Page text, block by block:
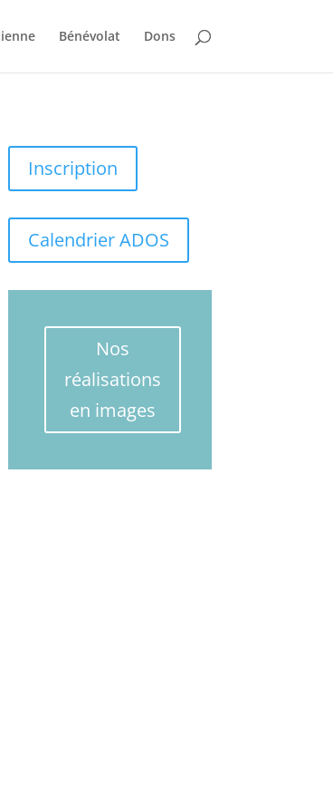
Bénévolat Dons
Inscription
Calendrier ADOS
Nos
réalisations
en images